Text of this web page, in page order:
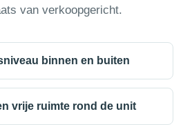
van verkoopgericht.
binnen en buiten
vrije ruimte rond de unit